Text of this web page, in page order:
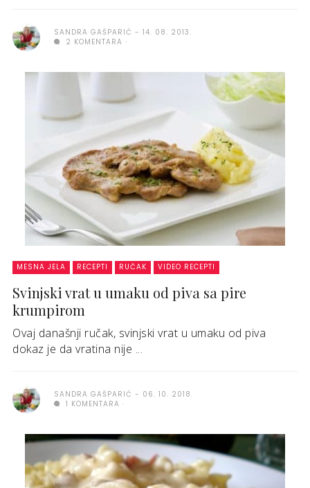
SANDRA GAŠPARIĆ
14. 08. 2013.
2 KOMENTARA
MESNA JELA RECEPTI RUČAK VIDEO RECEPTI
Svinjski vrat u umaku od piva sa pire
krumpirom
Ovaj današnji ručak, svinjski vrat u umaku od piva
dokaz je da vratina nije ...
SANDRA GAŠPARIĆ
06. 10. 2018.
1 KOMENTARA